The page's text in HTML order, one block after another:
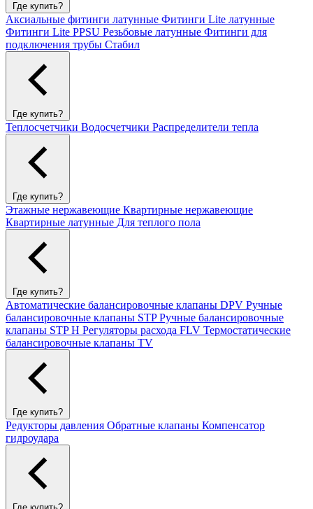
Где купить?
Аксиальные фитинги латунные Фитинги Lite латунные
Фитинги Lite PPSU Резьбовые латунные Фитинги для
подключения трубы Стабил
Где купить?
Теплосчетчики Водосчетчики Распределители тепла
Где купить?
Этажные нержавеющие Квартирные нержавеющие
Квартирные латунные Для теплого пола
Где купить?
Автоматические балансировочные клапаны DPV Ручные
балансировочные клапаны STPРучные балансировочные
клапаны STP H Регуляторы расхода FLV Термостатические
балансировочные клапаны TV
Где купить?
Редукторы давления Обратные клапаны Компенсатор
гидроудара